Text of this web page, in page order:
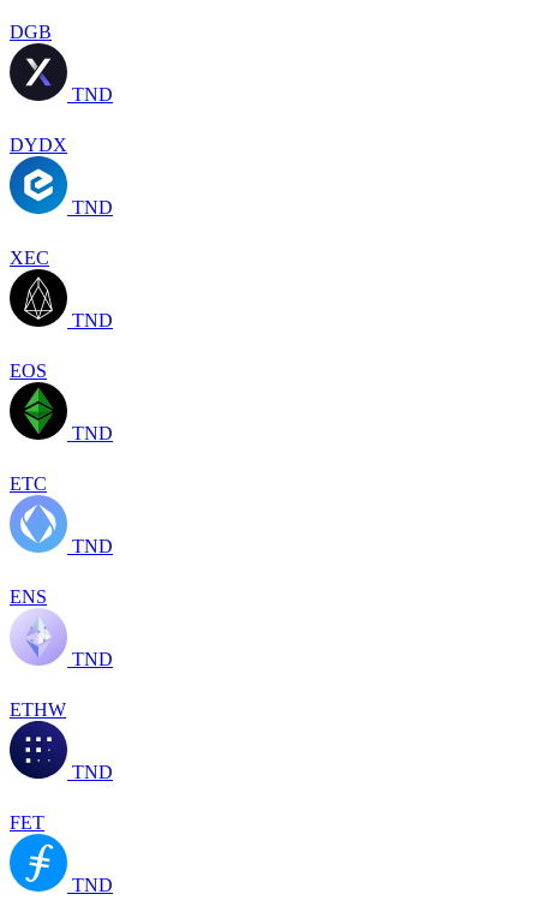
DGB
TND
DYDX
TND
XEC
TND
EOS
TND
ETC
TND
ENS
TND
ETHW
TND
FET
TND